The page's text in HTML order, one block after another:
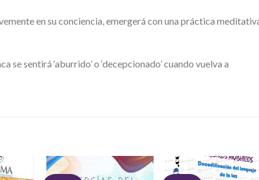
en su conciencia, emergerá con una práctica
se sentirá ‘aburrido’ o ‘decepcionado’ cuando vuelva a